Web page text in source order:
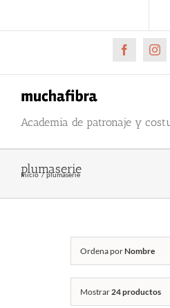
al
Facebook
Academia de patronaje y
plumaserie
Inicio plumaserie
Ordena porNombre
Mostrar24 productos